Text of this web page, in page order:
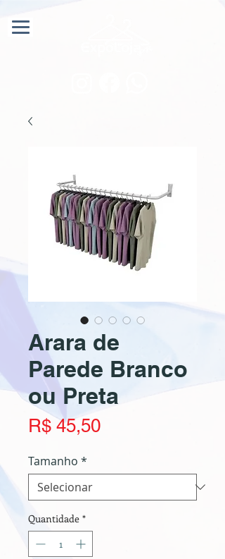
Arara de
Parede Branco
ou Preta
R$ 45,50Preço
Tamanho *
Quantidade *